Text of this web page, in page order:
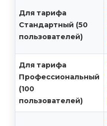
Для тарифа
Стандартный (50
пользователей)
Для тарифа
Профессиональный
(100
пользователей)